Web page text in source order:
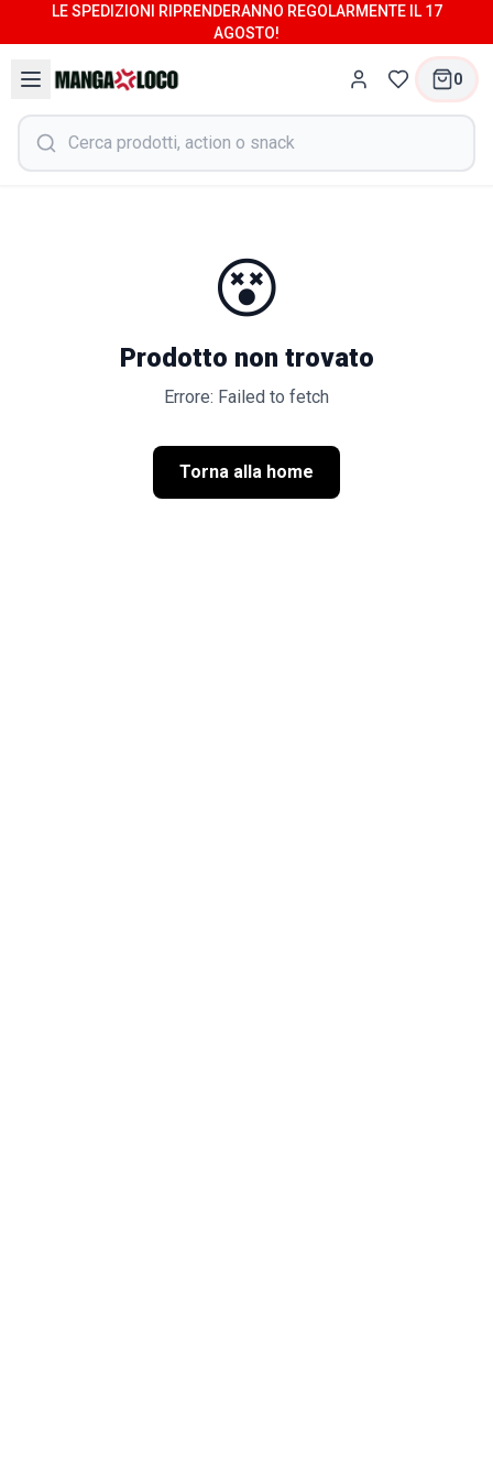
LE SPEDIZIONI RIPRENDERANNO REGOLARMENTE IL 17
AGOSTO!
0
😵
Prodotto non trovato
Errore: Failed to fetch
Torna alla home